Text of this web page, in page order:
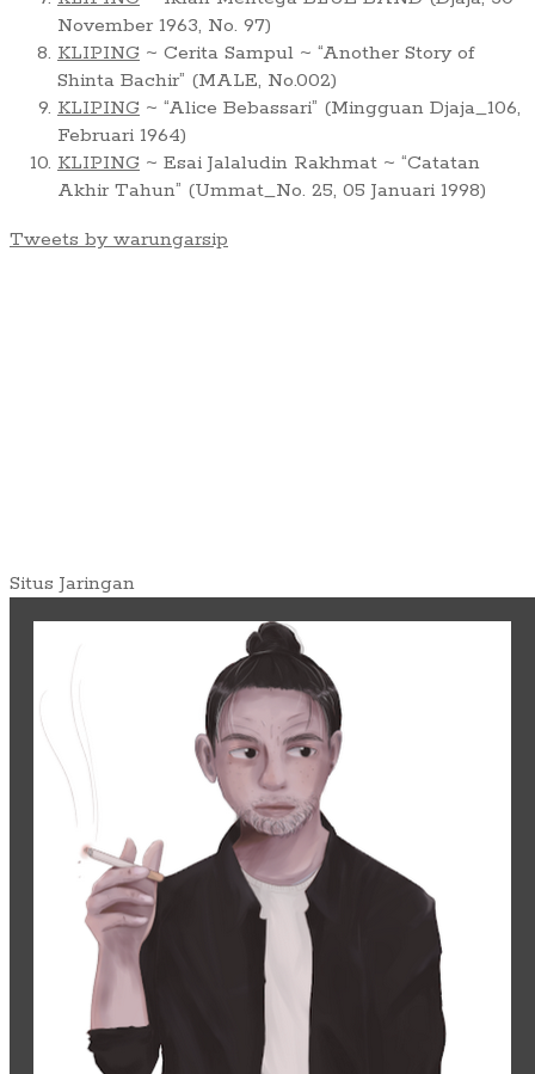
November 1963, No. 97)
KLIPING ~ Cerita Sampul ~ “Another Story of
Shinta Bachir” (MALE, No.002)
KLIPING ~ “Alice Bebassari” (Mingguan Djaja_106,
Februari 1964)
KLIPING ~ Esai Jalaludin Rakhmat ~ “Catatan
Akhir Tahun” (Ummat_No. 25, 05 Januari 1998)
Tweets by warungarsip
Situs Jaringan